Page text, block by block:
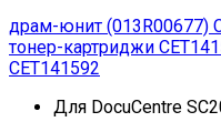
драм-юнит (013R00677)
тонер-картриджи
CET141592
Для DocuCentre